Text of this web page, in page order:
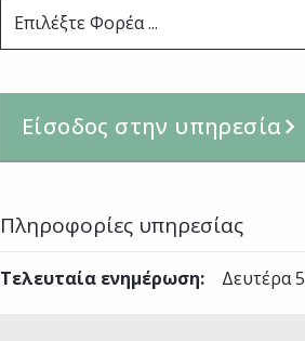
Επιλέξτε Φορέα ...
Είσοδος στην υπηρεσία
Πληροφορίες υπηρεσίας
Τελευταία ενημέρωση: Δευτέρα